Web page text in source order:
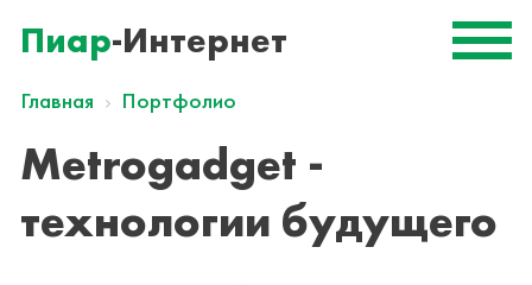
Пиар-Интернет
Главная Портфолио
Metrogadget -
технологии будущего